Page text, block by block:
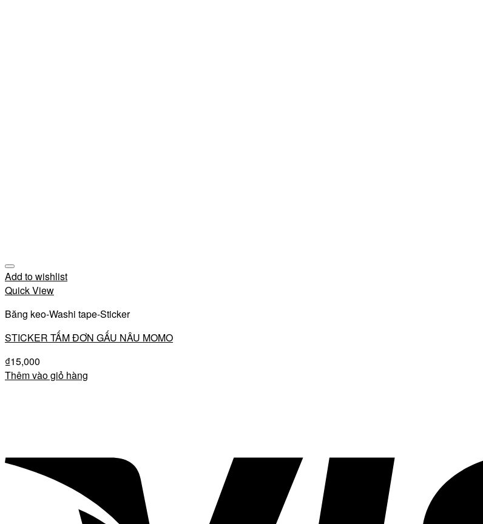
Add to wishlist
Quick View
Băng keo-Washi tape-Sticker
STICKER TẤM ĐƠN GẤU NÂU MOMO
₫15,000
Thêm vào giỏ hàng